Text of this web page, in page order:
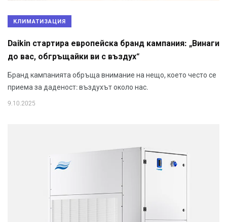
КЛИМАТИЗАЦИЯ
Daikin стартира европейска бранд кампания: „Винаги
до вас, обгръщайки ви с въздух“
Бранд кампанията обръща внимание на нещо, което често се
приема за даденост: въздухът около нас.
9.10.2025